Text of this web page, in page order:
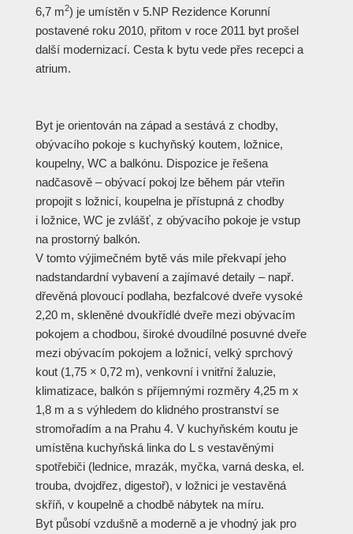
6,7 m2) je umístěn v 5.NP Rezidence Korunní
postavené roku 2010, přitom v roce 2011 byt prošel
další modernizací. Cesta k bytu vede přes recepci a
atrium.
Byt je orientován na západ a sestává z chodby,
obývacího pokoje s kuchyňský koutem, ložnice,
koupelny, WC a balkónu. Dispozice je řešena
nadčasově – obývací pokoj lze během pár vteřin
propojit s ložnicí, koupelna je přístupná z chodby
i ložnice, WC je zvlášť, z obývacího pokoje je vstup
na prostorný balkón.
V tomto výjimečném bytě vás mile překvapí jeho
nadstandardní vybavení a zajímavé detaily – např.
dřevěná plovoucí podlaha, bezfalcové dveře vysoké
2,20 m, skleněné dvoukřídlé dveře mezi obývacím
pokojem a chodbou, široké dvoudílné posuvné dveře
mezi obývacím pokojem a ložnicí, velký sprchový
kout (1,75 × 0,72 m), venkovní i vnitřní žaluzie,
klimatizace, balkón s příjemnými rozměry 4,25 m x
1,8 m a s výhledem do klidného prostranství se
stromořadím a na Prahu 4. V kuchyňském koutu je
umístěna kuchyňská linka do L s vestavěnými
spotřebiči (lednice, mrazák, myčka, varná deska, el.
trouba, dvojdřez, digestoř), v ložnici je vestavěná
skříň, v koupelně a chodbě nábytek na míru.
Byt působí vzdušně a moderně a je vhodný jak pro